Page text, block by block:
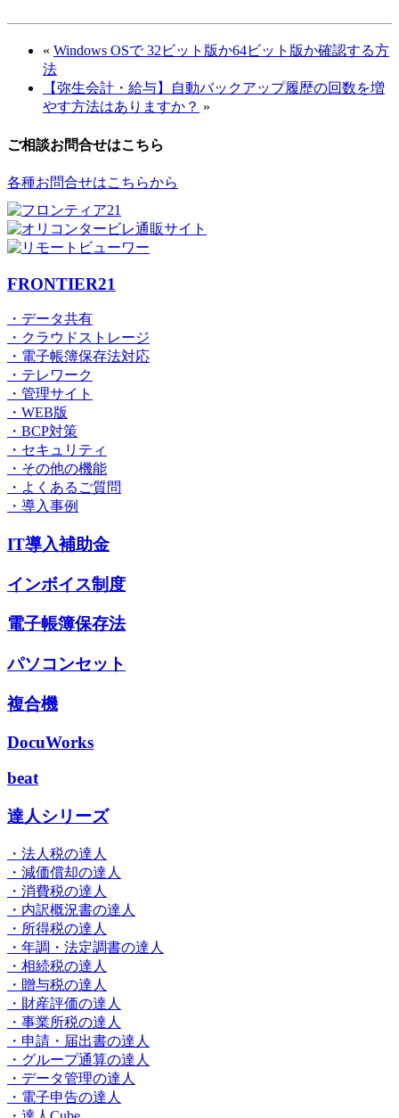
« Windows OSで 32ビット版か64ビット版か確認する方
法
【弥生会計・給与】自動バックアップ履歴の回数を増
やす方法はありますか？ »
ご相談お問合せはこちら
各種お問合せはこちらから
FRONTIER21
・データ共有
・クラウドストレージ
・電子帳簿保存法対応
・テレワーク
・管理サイト
・WEB版
・BCP対策
・セキュリティ
・その他の機能
・よくあるご質問
・導入事例
IT導入補助金
インボイス制度
電子帳簿保存法
パソコンセット
複合機
DocuWorks
beat
達人シリーズ
・法人税の達人
・減価償却の達人
・消費税の達人
・内訳概況書の達人
・所得税の達人
・年調・法定調書の達人
・相続税の達人
・贈与税の達人
・財産評価の達人
・事業所税の達人
・申請・届出書の達人
・グループ通算の達人
・データ管理の達人
・電子申告の達人